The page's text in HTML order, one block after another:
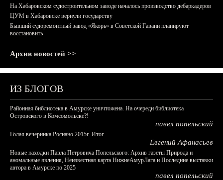
На Хабаровском судостроительном заводе началось производство дебаркадеров
ЦУМ в Хабаровске вернули государству
Бывший судоремонтный завод «Якорь» в Советской Гавани планируют
восстановить
Архив новостей >>
ИЗ БЛОГОВ
Районная библиотека в Амурске уничтожена. На очереди библиотека
Островского в Комсомольске?!
павел попельский
Голая вечеринка Роснано 2015г. Итог.
Евгений Афанасьев
Новые находки Павла Петровича Попельского: Архив газеты Природа и
аномальные явления, Неизвестная карта НижнеАмурЛага и Последние выставки
автора в Амурске по 2025
павел попельский